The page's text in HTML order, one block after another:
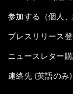
参加する（個人、
プレスリリース
ニュースレター
連絡先 (英語のみ)